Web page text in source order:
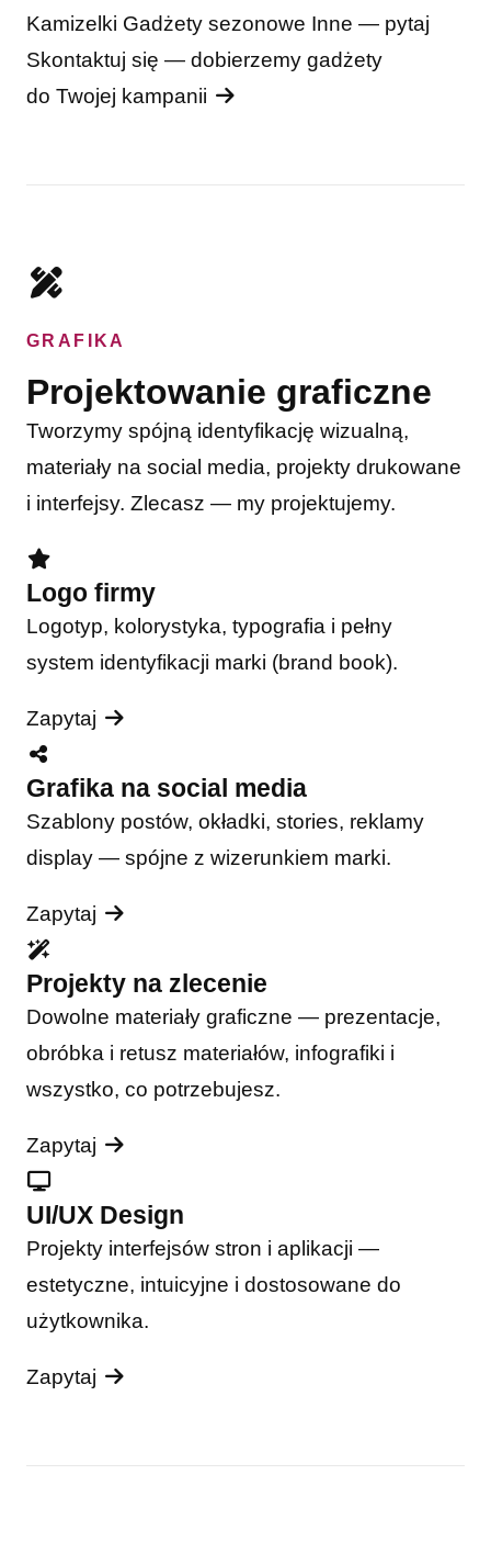
Kamizelki Gadżety sezonowe Inne — pytaj
Skontaktuj się — dobierzemy gadżety
do Twojej kampanii
GRAFIKA
Projektowanie graficzne
Tworzymy spójną identyfikację wizualną,
materiały na social media, projekty drukowane
i interfejsy. Zlecasz — my projektujemy.
Logo firmy
Logotyp, kolorystyka, typografia i pełny
system identyfikacji marki (brand book).
Zapytaj
Grafika na social media
Szablony postów, okładki, stories, reklamy
display — spójne z wizerunkiem marki.
Zapytaj
Projekty na zlecenie
Dowolne materiały graficzne — prezentacje,
obróbka i retusz materiałów, infografiki i
wszystko, co potrzebujesz.
Zapytaj
UI/UX Design
Projekty interfejsów stron i aplikacji —
estetyczne, intuicyjne i dostosowane do
użytkownika.
Zapytaj